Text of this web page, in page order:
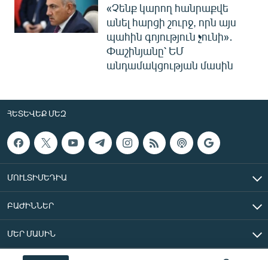
«Չենք կարող հանրաքվե
անել հարցի շուրջ, որն այս
պահին գոյություն չունի»․
Փաշինյանը՝ ԵՄ
անդամակցության մասին
ՀԵՏԵՎԵՔ ՄԵԶ
ՄՈՒԼՏԻՄԵԴԻԱ
ԲԱԺԻՆՆԵՐ
ՄԵՐ ՄԱՍԻՆ